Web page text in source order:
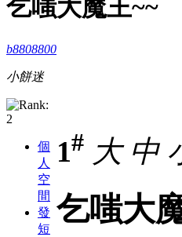
乞嗤大魔王~~
b8808800
小餅迷
個
人
空
間
發
短
1# 大 中
乞嗤大